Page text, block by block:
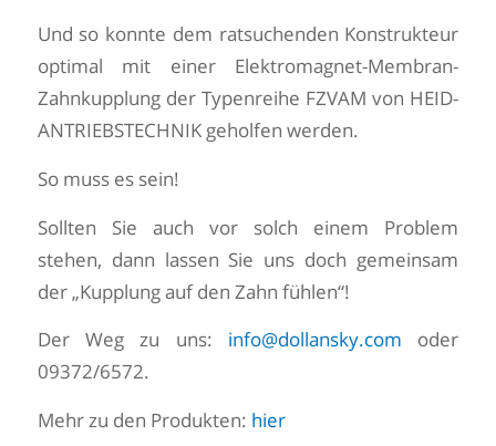
Und so konnte dem ratsuchenden Konstrukteur
optimal mit einer Elektromagnet-Membran-
Zahnkupplung der Typenreihe FZVAM von HEID-
ANTRIEBSTECHNIK geholfen werden.
So muss es sein!
Sollten Sie auch vor solch einem Problem
stehen, dann lassen Sie uns doch gemeinsam
der „Kupplung auf den Zahn fühlen“!
Der Weg zu uns: info@dollansky.com oder
09372/6572.
Mehr zu den Produkten: hier